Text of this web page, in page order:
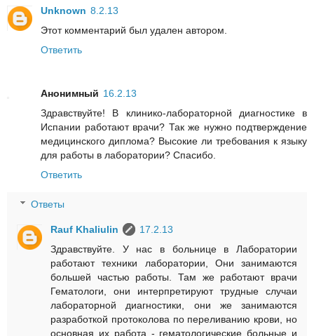
Unknown 8.2.13
Этот комментарий был удален автором.
Ответить
Анонимный 16.2.13
Здравствуйте! В клинико-лабораторной диагностике в
Испании работают врачи? Так же нужно подтверждение
медицинского диплома? Высокие ли требования к языку
для работы в лаборатории? Спасибо.
Ответить
Ответы
Rauf Khaliulin
17.2.13
Здравствуйте. У нас в больнице в Лаборатории
работают техники лаборатории, Они занимаются
большей частью работы. Там же работают врачи
Гематологи, они интерпретируют трудные случаи
лабораторной диагностики, они же занимаются
разработкой протоколова по переливанию крови, но
основная их работа - гематологические больные и